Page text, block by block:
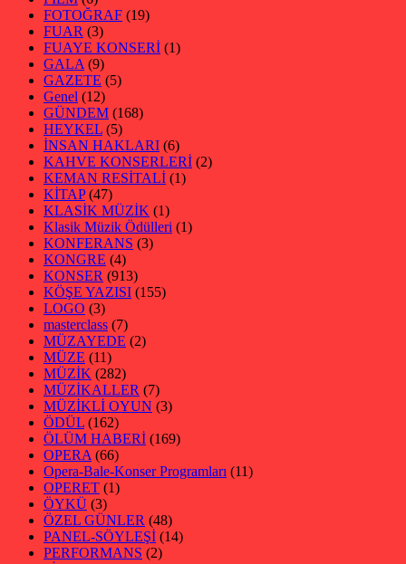
FOTOĞRAF (19)
FUAR (3)
FUAYE KONSERİ (1)
GALA (9)
GAZETE (5)
Genel (12)
GÜNDEM (168)
HEYKEL (5)
İNSAN HAKLARI (6)
KAHVE KONSERLERİ (2)
KEMAN RESİTALİ (1)
KİTAP(47)
KLASİK MÜZİK (1)
Klasik Müzik Ödülleri (1)
KONFERANS (3)
KONGRE (4)
KONSER (913)
KÖŞE YAZISI (155)
LOGO (3)
masterclass (7)
MÜZAYEDE (2)
MÜZE (11)
MÜZİK (282)
MÜZİKALLER (7)
MÜZİKLİ OYUN (3)
ÖDÜL (162)
ÖLÜM HABERİ (169)
OPERA (66)
Opera-Bale-Konser Programları (11)
OPERET (1)
ÖYKÜ (3)
ÖZEL GÜNLER (48)
PANEL-SÖYLEŞİ (14)
PERFORMANS (2)